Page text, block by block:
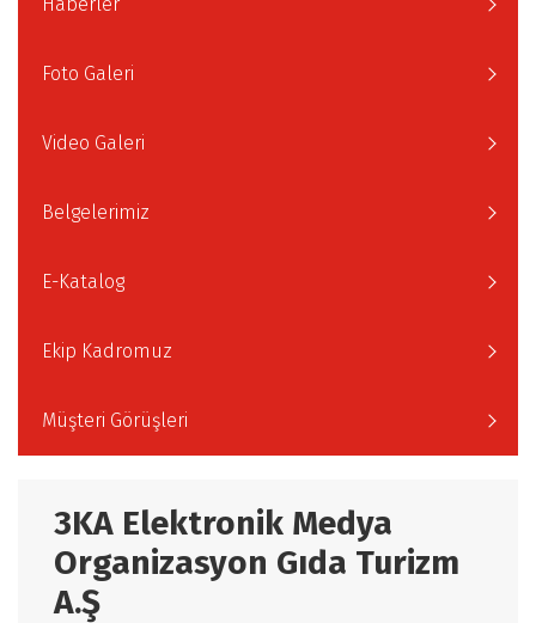
Foto Galeri
Video Galeri
Belgelerimiz
E-Katalog
Ekip Kadromuz
Müşteri Görüşleri
3KA Elektronik Medya
Organizasyon Gıda Turizm
A.Ş